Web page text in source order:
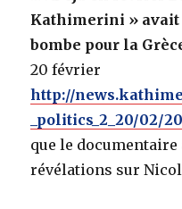
Kathimerini » avait
bombe pour la
20 février
http://
_politics_2_20/02/
que le
révélations sur